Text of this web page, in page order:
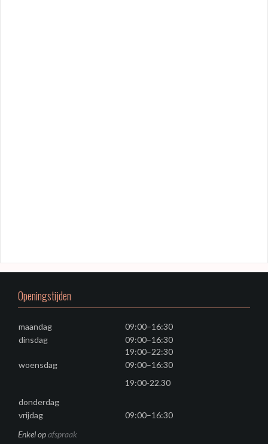
Openingstijden
maandag
09:00–16:30
dinsdag
09:00–16:30
19:00–22:30
woensdag
09:00–16:30
19:00-22.30
donderdag
vrijdag
09:00–16:30
Enkel opafspraak